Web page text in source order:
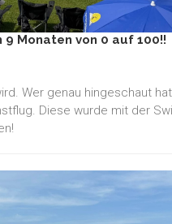
Monaten von 0 auf 100!!
Wer genau hingeschaut
Diese wurde mit der